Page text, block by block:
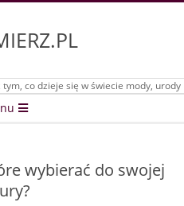
co dzieje się w świecie mody, urody
wybierać do swojej